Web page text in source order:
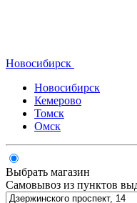
Новосибирск
Новосибирск
Кемерово
Томск
Омск
Выбрать магазин
Самовывоз из пунктов